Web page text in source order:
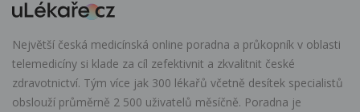
Největší česká medicínská online poradna a průkopník v oblasti
telemedicíny si klade za cíl zefektivnit a zkvalitnit české
zdravotnictví. Tým více jak 300 lékařů včetně desítek specialistů
obslouží průměrně 2 500 uživatelů měsíčně. Poradna je